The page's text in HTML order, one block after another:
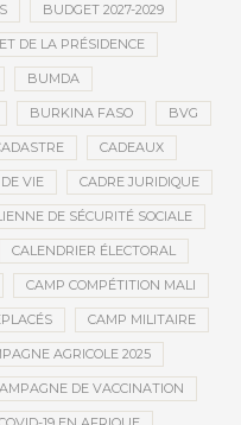
BUDGET 2027-2029
DE LA PRÉSIDENCE
BUMDA
BURKINA FASO BVG
CADEAUX
VIE CADRE JURIDIQUE
DE SÉCURITÉ SOCIALE
CALENDRIER ÉLECTORAL
CAMP COMPÉTITION MALI
CAMP MILITAIRE
AGRICOLE 2025
DE VACCINATION